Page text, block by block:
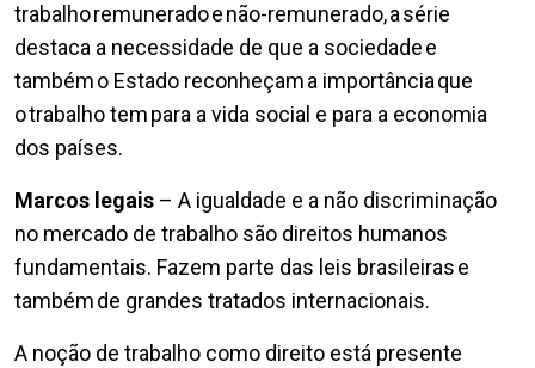
trabalho remunerado e não-remunerado, a série
destaca a necessidade de que a sociedade e
também o Estado reconheçam a importância que
o trabalho tem para a vida social e para a economia
dos países.
Marcos legais – A igualdade e a não discriminação
no mercado de trabalho são direitos humanos
fundamentais. Fazem parte das leis brasileiras e
também de grandes tratados internacionais.
A noção de trabalho como direito está presente